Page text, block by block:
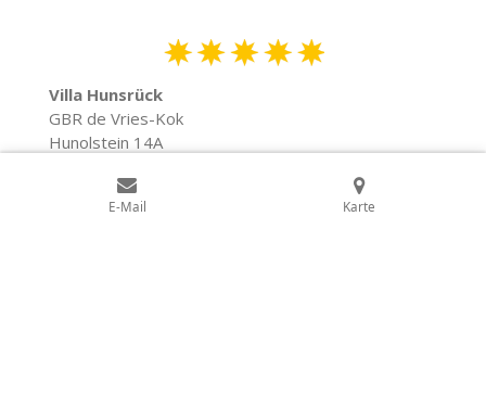
Villa Hunsrück
GBR de Vries-Kok
Hunolstein 14A
Duitsland
info@villa-hunsruck.com
E-Mail Karte